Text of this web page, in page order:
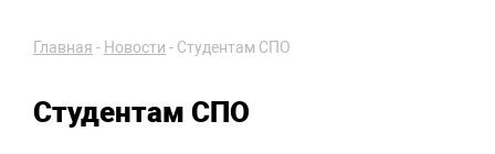
Главная - Новости - Студентам СПО
Студентам СПО